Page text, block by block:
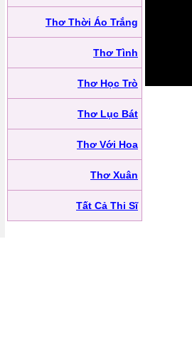
Thơ Thời Áo Trắng
Thơ Tình
Thơ Học Trò
Thơ Lục Bát
Thơ Với Hoa
Thơ Xuân
Tất Cả Thi Sĩ